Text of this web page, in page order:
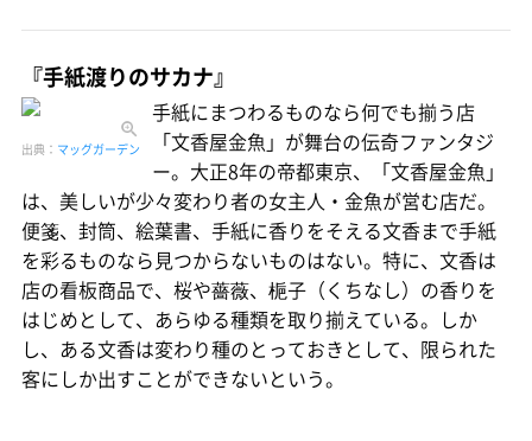
『手紙渡りのサカナ』
出典： マッグガーデン
手紙にまつわるものなら何でも揃う店
「文香屋金魚」が舞台の伝奇ファンタジ
ー。大正8年の帝都東京、「文香屋金魚」
は、美しいが少々変わり者の女主人・金魚が営む店だ。
便箋、封筒、絵葉書、手紙に香りをそえる文香まで手紙
を彩るものなら見つからないものはない。特に、文香は
店の看板商品で、桜や薔薇、梔子（くちなし）の香りを
はじめとして、あらゆる種類を取り揃えている。しか
し、ある文香は変わり種のとっておきとして、限られた
客にしか出すことができないという。